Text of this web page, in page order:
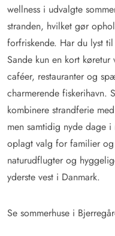
wellness i udvalgte
stranden, hvilket gør
forfriskende. Har du lyst
Sande kun en kort
caféer, restauranter og
charmerende
kombinere strandferie
men samtidig nyde dage
oplagt valg for familier
naturudflugter og
yderste vest i Danmark.
Se sommerhuse i